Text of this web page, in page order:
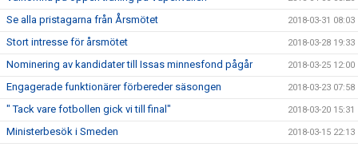
Se alla pristagarna från Årsmötet 2018-03-31 08:03
Stort intresse för årsmötet 2018-03-28 19:33
Nominering av kandidater till Issas minnesfond pågår 2018-03-25 12:00
Engagerade funktionärer förbereder säsongen 2018-03-23 07:58
" Tack vare fotbollen gick vi till final" 2018-03-20 15:31
Ministerbesök i Smeden 2018-03-15 22:13